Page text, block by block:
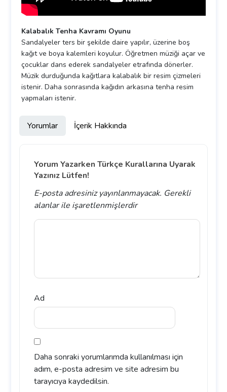
Kalabalık Tenha Kavramı Oyunu
Sandalyeler ters bir şekilde daire yapılır, üzerine boş
kağıt ve boya kalemleri koyulur. Öğretmen müziği açar ve
çocuklar dans ederek sandalyeler etrafında dönerler.
Müzik durduğunda kağıtlara kalabalık bir resim çizmeleri
istenir. Daha sonrasında kağıdın arkasına tenha resim
yapmaları istenir.
Yorumlar İçerik Hakkında
Yorum Yazarken Türkçe Kurallarına Uyarak
Yazınız Lütfen!
E-posta adresiniz yayınlanmayacak. Gerekli
alanlarile işaretlenmişlerdir
Ad
Daha sonraki yorumlarımda kullanılması için
adım, e-posta adresim ve site adresim bu
tarayıcıya kaydedilsin.